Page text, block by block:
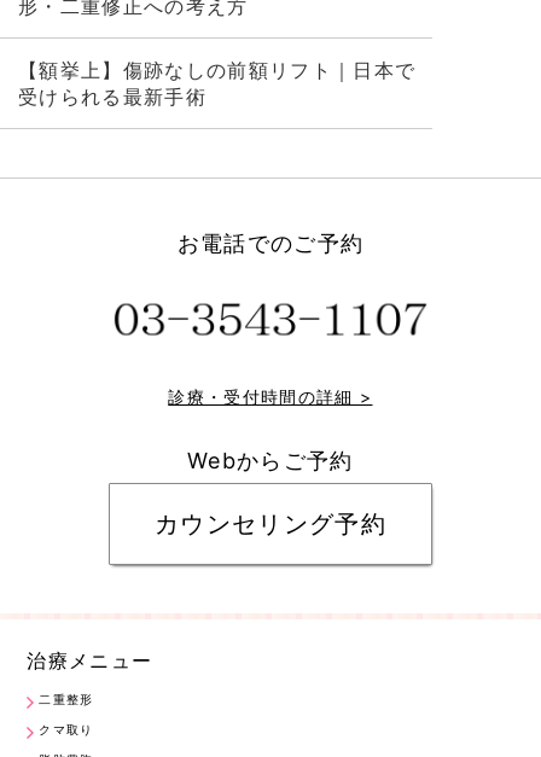
形・二重修正への考え方
【額挙上】傷跡なしの前額リフト｜日本で
受けられる最新手術
お電話でのご予約
診療・受付時間の詳細 >
Webからご予約
カウンセリング予約
治療メニュー
二重整形
クマ取り